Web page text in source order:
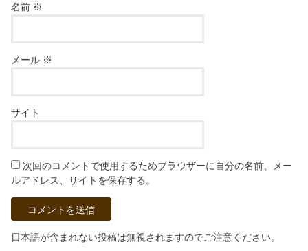
名前 ※
メール ※
サイト
次回のコメントで使用するためブラウザーに自分の名前、メー
ルアドレス、サイトを保存する。
日本語が含まれない投稿は無視されますのでご注意ください。